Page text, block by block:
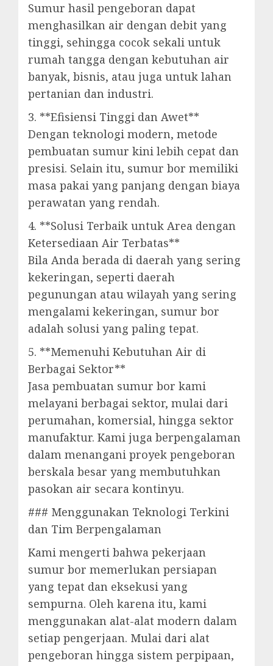
Sumur hasil pengeboran dapat
menghasilkan air dengan debit yang
tinggi, sehingga cocok sekali untuk
rumah tangga dengan kebutuhan air
banyak, bisnis, atau juga untuk lahan
pertanian dan industri.
3. **Efisiensi Tinggi dan Awet**
Dengan teknologi modern, metode
pembuatan sumur kini lebih cepat dan
presisi. Selain itu, sumur bor memiliki
masa pakai yang panjang dengan biaya
perawatan yang rendah.
4. **Solusi Terbaik untuk Area dengan
Ketersediaan Air Terbatas**
Bila Anda berada di daerah yang sering
kekeringan, seperti daerah
pegunungan atau wilayah yang sering
mengalami kekeringan, sumur bor
adalah solusi yang paling tepat.
5. **Memenuhi Kebutuhan Air di
Berbagai Sektor**
Jasa pembuatan sumur bor kami
melayani berbagai sektor, mulai dari
perumahan, komersial, hingga sektor
manufaktur. Kami juga berpengalaman
dalam menangani proyek pengeboran
berskala besar yang membutuhkan
pasokan air secara kontinyu.
### Menggunakan Teknologi Terkini
dan Tim Berpengalaman
Kami mengerti bahwa pekerjaan
sumur bor memerlukan persiapan
yang tepat dan eksekusi yang
sempurna. Oleh karena itu, kami
menggunakan alat-alat modern dalam
setiap pengerjaan. Mulai dari alat
pengeboran hingga sistem perpipaan,